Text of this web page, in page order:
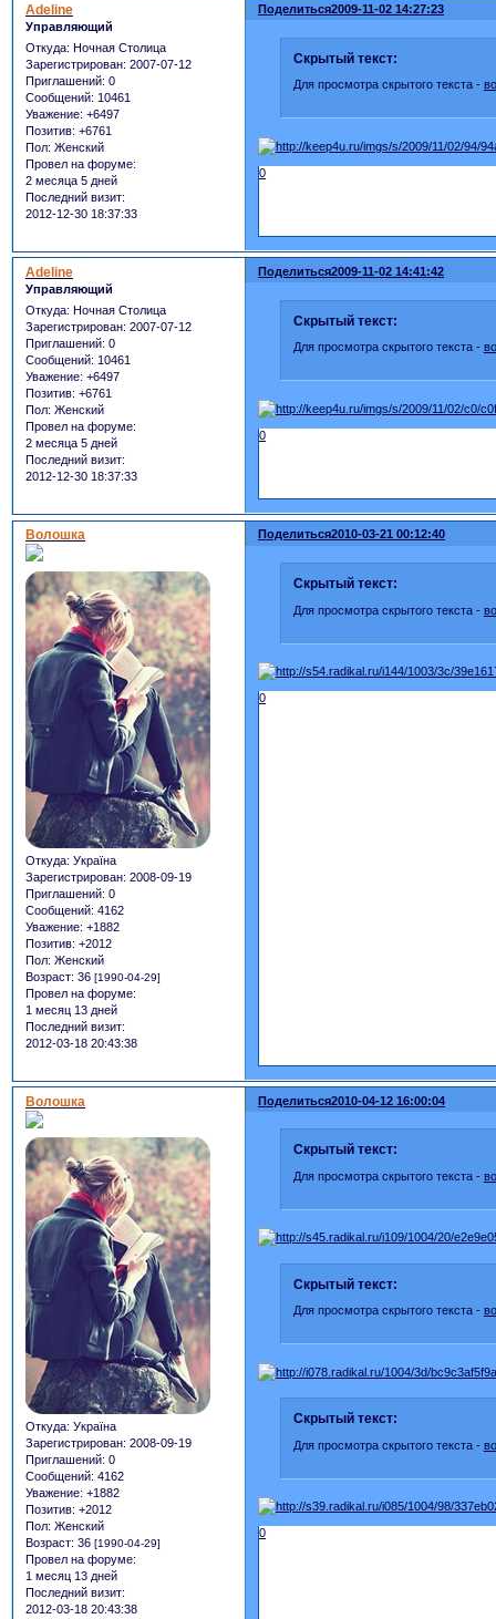
Поделиться2009-11-02 14:27:23
Adeline
Управляющий
Откуда: Ночная Столица
Зарегистрирован: 2007-07-12
Приглашений: 0
Сообщений: 10461
Уважение: +6497
Позитив: +6761
Пол: Женский
Провел на форуме:
2 месяца 5 дней
Последний визит:
2012-12-30 18:37:33
Скрытый текст:
Для просмотра скрытого текста -
0
Поделиться2009-11-02 14:41:42
Adeline
Управляющий
Откуда: Ночная Столица
Зарегистрирован: 2007-07-12
Приглашений: 0
Сообщений: 10461
Уважение: +6497
Позитив: +6761
Пол: Женский
Провел на форуме:
2 месяца 5 дней
Последний визит:
2012-12-30 18:37:33
Скрытый текст:
Для просмотра скрытого текста -
0
Поделиться2010-03-21 00:12:40
Волошка
Откуда: Україна
Зарегистрирован: 2008-09-19
Приглашений: 0
Сообщений: 4162
Уважение: +1882
Позитив: +2012
Пол: Женский
Возраст: 36 [1990-04-29]
Провел на форуме:
1 месяц 13 дней
Последний визит:
2012-03-18 20:43:38
Скрытый текст:
Для просмотра скрытого текста -
0
Поделиться2010-04-12 16:00:04
Волошка
Откуда: Україна
Зарегистрирован: 2008-09-19
Приглашений: 0
Сообщений: 4162
Уважение: +1882
Позитив: +2012
Пол: Женский
Возраст: 36 [1990-04-29]
Провел на форуме:
1 месяц 13 дней
Последний визит:
2012-03-18 20:43:38
Скрытый текст:
Для просмотра скрытого текста -
Скрытый текст:
Для просмотра скрытого текста -
Скрытый текст:
Для просмотра скрытого текста -
0